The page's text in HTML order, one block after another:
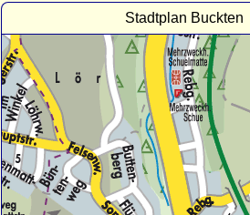
Stadtplan Buckten